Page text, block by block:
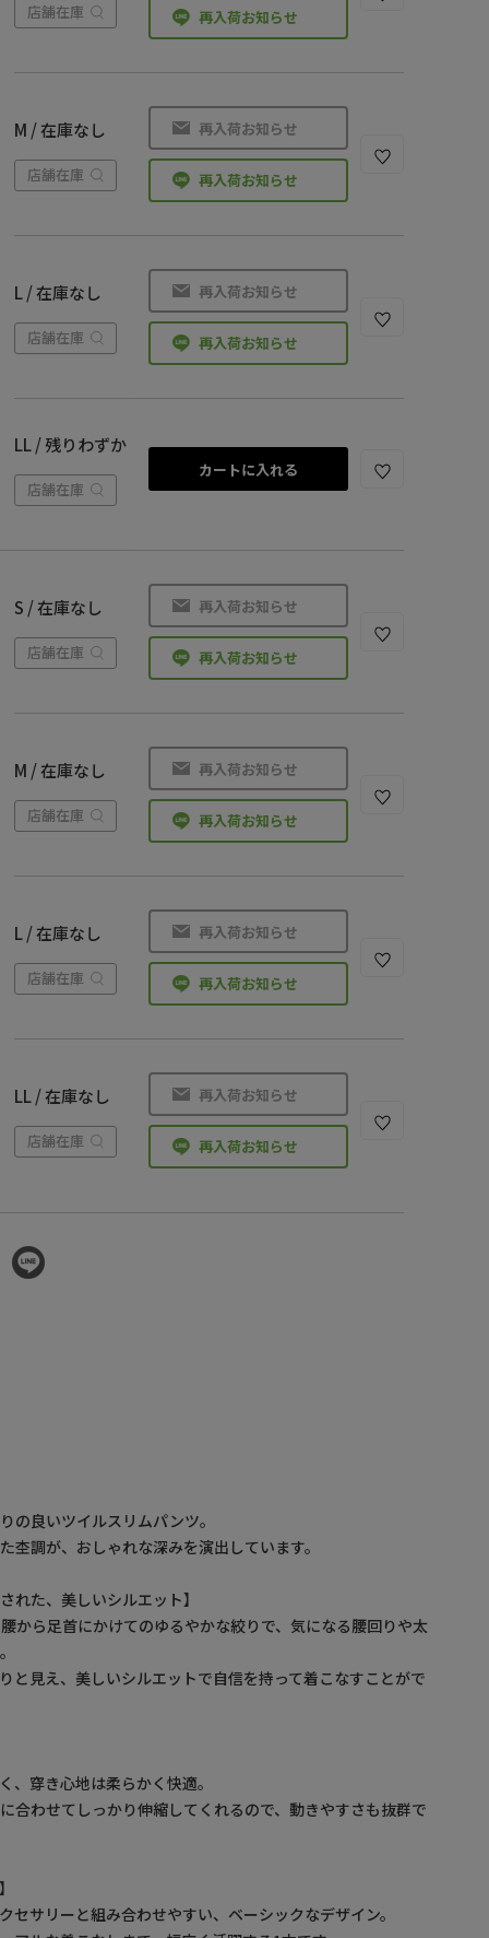
店舗在庫 再入荷お知らせ
M / 在庫なし
店舗在庫
再入荷お知らせ
再入荷お知らせ
L / 在庫なし
店舗在庫
再入荷お知らせ
再入荷お知らせ
LL / 残りわずか
店舗在庫
カートに入れる
S / 在庫なし
店舗在庫
再入荷お知らせ
再入荷お知らせ
M / 在庫なし
店舗在庫
再入荷お知らせ
再入荷お知らせ
L / 在庫なし
店舗在庫
再入荷お知らせ
再入荷お知らせ
LL / 在庫なし
店舗在庫
再入荷お知らせ
再入荷お知らせ
の良いツイルスリムパンツ。
杢調が、おしゃれな深みを演出しています。
れた、美しいシルエット】
から足首にかけてのゆるやかな絞りで、気になる腰回りや太
と見え、美しいシルエットで自信を持って着こなすことがで
、穿き心地は柔らかく快適。
合わせてしっかり伸縮してくれるので、動きやすさも抜群で
セサリーと組み合わせやすい、ベーシックなデザイン。